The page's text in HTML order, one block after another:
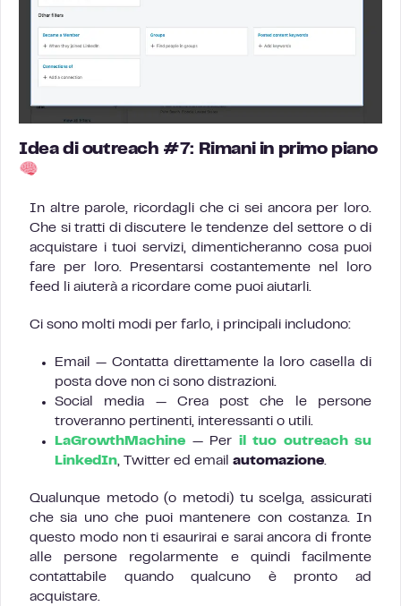
Idea di outreach #7: Rimani in primo piano
In altre parole, ricordagli che ci sei ancora per loro.
Che si tratti di discutere le tendenze del settore o di
acquistare i tuoi servizi, dimenticheranno cosa puoi
fare per loro. Presentarsi costantemente nel loro
feed li aiuterà a ricordare come puoi aiutarli.
Ci sono molti modi per farlo, i principali includono:
Email — Contatta direttamente la loro casella di
posta dove non ci sono distrazioni.
Social media — Crea post che le persone
troveranno pertinenti, interessanti o utili.
LaGrowthMachine — Per il tuo outreach su
LinkedIn, Twitter ed email automazione.
Qualunque metodo (o metodi) tu scelga, assicurati
che sia uno che puoi mantenere con costanza. In
questo modo non ti esaurirai e sarai ancora di fronte
alle persone regolarmente e quindi facilmente
contattabile quando qualcuno è pronto ad
acquistare.